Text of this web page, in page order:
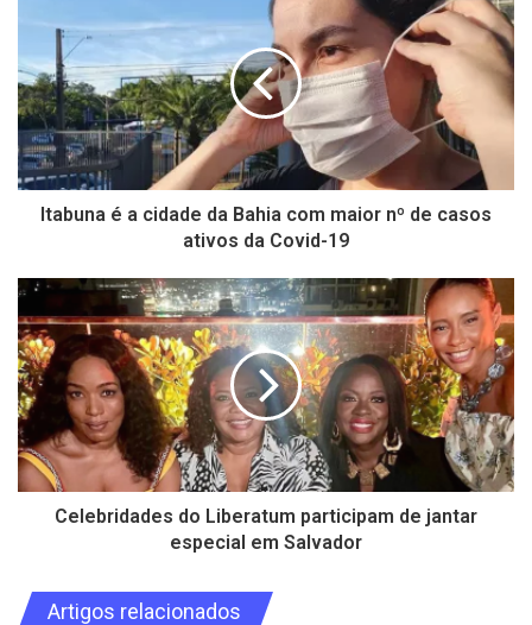
Itabuna é a cidade da Bahia com maior nº de casos
ativos da Covid-19
Celebridades do Liberatum participam de jantar
especial em Salvador
Artigos relacionados